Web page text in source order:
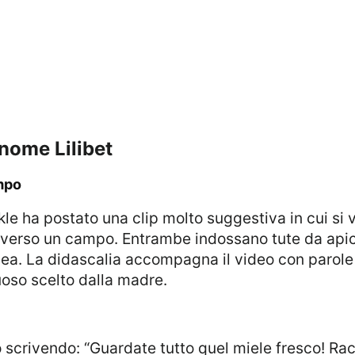
Lilibet
un campo. Entrambe indossano tute da
La didascalia accompagna il video con
scelto dalla madre.